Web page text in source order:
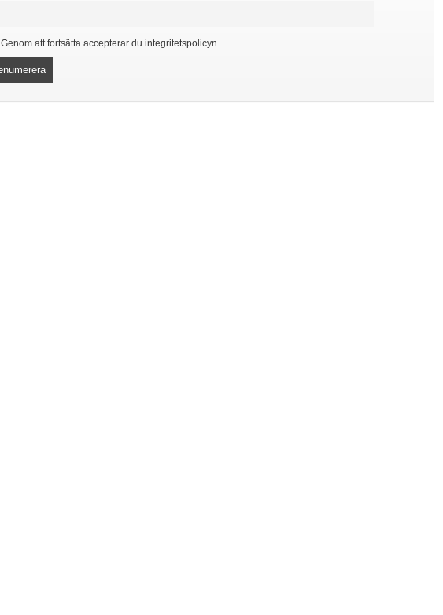
Genom att fortsätta accepterar du integritetspolicyn